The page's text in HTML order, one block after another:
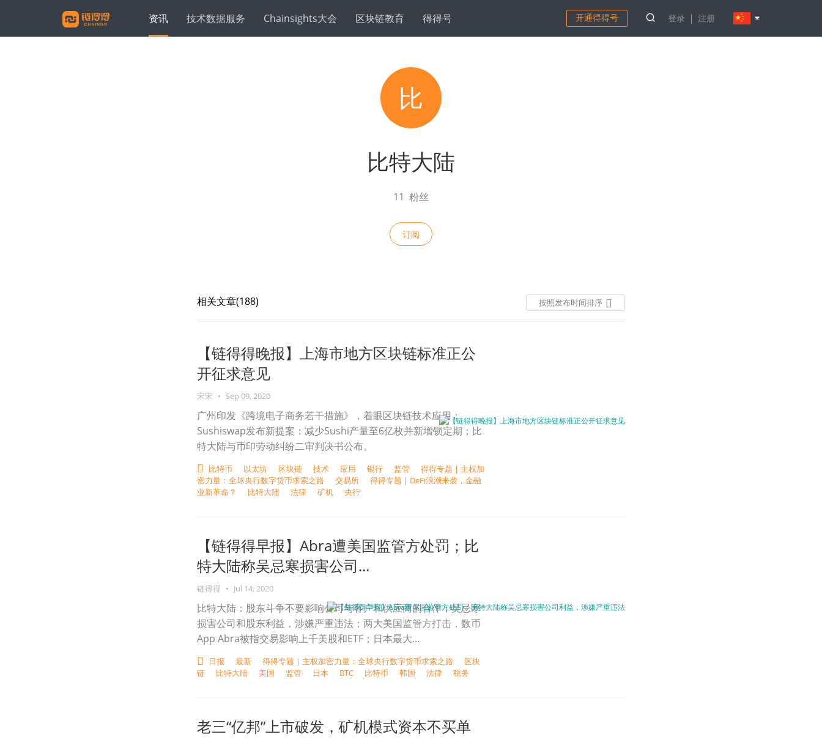
资讯 技术数据服务 Chainsights大会 区块链教育 得得号 开通得得号 登录 注册
比
比特大陆
11 粉丝
订阅
按照发布时间排序
按照发布时间排序
相关文章(188)
【链得得晚报】上海市地方区块链标准正公
开征求意见
宋宋 • Sep 09, 2020
广州印发《跨境电子商务若干措施》，着眼区块链技术应用；
Sushiswap发布新提案：减少Sushi产量至6亿枚并新增锁定期；比
特大陆与币印劳动纠纷二审判决书公布。
比特币 以太坊 区块链 技术 应用 银行 监管
得得专题 | 主权加
密力量：全球央行数字货币求索之路
交易所
得得专题 | DeFi浪潮来袭，金融
业新革命？
比特大陆 法律 矿机 央行
【链得得早报】Abra遭美国监管方处罚；比
特大陆称吴忌寒损害公司...
链得得 • Jul 14, 2020
比特大陆：股东斗争不要影响公司与客户和供应商的合作；吴忌寒
损害公司和股东利益，涉嫌严重违法；两大美国监管方打击，数币
App Abra被指交易影响上千美股和ETF；日本最大...
日报 最新 得得专题 | 主权加密力量：全球央行数字货币求索之路
区块
链
比特大陆 美国 监管 日本 BTC 比特币 韩国 法律 税务
老三“亿邦”上市破发，矿机模式资本不买单